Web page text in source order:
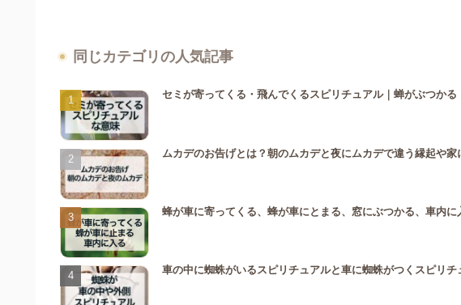
同じカテゴリの人気記事
セミが寄ってくる・飛んでくるスピリチュアル｜蝉がぶつかる
ムカデのお告げとは？朝のムカデと夜にムカデで違う縁起や
蜂が車に寄ってくる、蜂が車にとまる、窓にぶつかる、車内
車の中に蜘蛛がいるスピリチュアルと車に蜘蛛がつくスピリ